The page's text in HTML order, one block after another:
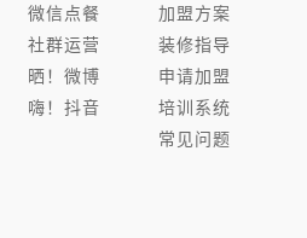
微信点餐
社群运营
晒！微博
嗨！抖音
加盟方案
装修指导
申请加盟
培训系统
常见问题